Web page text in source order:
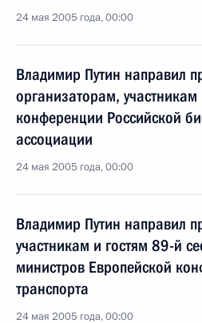
24 мая 2005 года, 00:00
Владимир Путин направил
организаторам, участникам
конференции Российской
ассоциации
24 мая 2005 года, 00:00
Владимир Путин направил
участникам и гостям 89-й
министров Европейской
транспорта
24 мая 2005 года, 00:00